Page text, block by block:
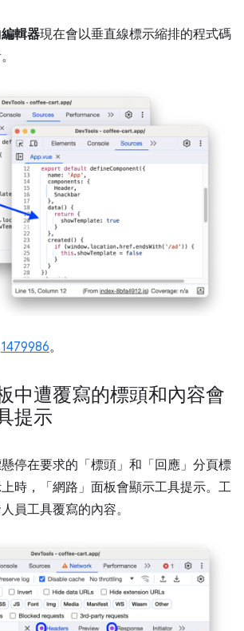
編輯器現在會以垂直線標示縮排的程式碼
1479986。
中遭覆寫的標頭和內容會
提示
停在要求的「標頭」 和「回應」 分頁標
時，「網路」 面板會顯示工具提示。工
員工具覆寫的內容。